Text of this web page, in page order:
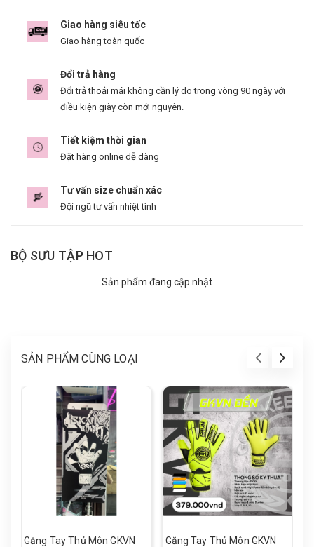
Giao hàng siêu tốc
Giao hàng toàn quốc
Đổi trả hàng
Đổi trả thoải mái không cần lý do trong vòng 90 ngày với
điều kiện giày còn mới nguyên.
Tiết kiệm thời gian
Đặt hàng online dễ dàng
Tư vấn size chuẩn xác
Đội ngũ tư vấn nhiệt tình
BỘ SƯU TẬP HOT
Sản phẩm đang cập nhật
SẢN PHẨM CÙNG LOẠI
Găng Tay Thủ Môn GKVN
Găng Tay Thủ Môn GKVN